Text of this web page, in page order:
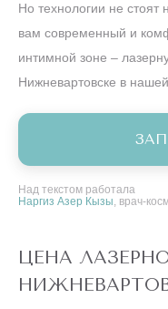
Но технологии не
вам современный и
интимной зоне –
Нижневартовске в
Над текстом работала
Наргиз Азер Кызы, врач-
ЦЕНА